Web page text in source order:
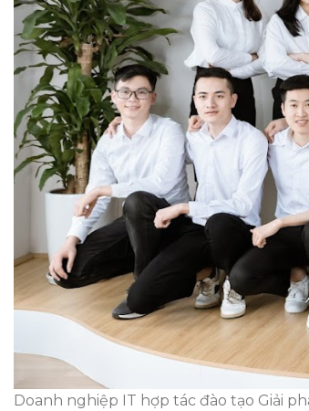
Doanh nghiệp IT hợp tác đào tạo Giải